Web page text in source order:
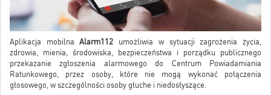
Aplikacja mobilnaAlarm112 umożliwia w sytuacji zagrożenia życia,
zdrowia, mienia, środowiska, bezpieczeństwa i porządku publicznego
przekazanie zgłoszenia alarmowego do Centrum Powiadamiania
Ratunkowego, przez osoby, które nie mogą wykonać połączenia
głosowego, w szczególności osoby głuche i niedosłyszące.